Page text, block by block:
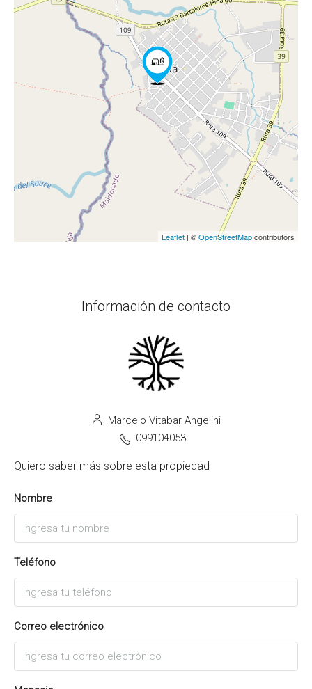
Leaflet | ©OpenStreetMapcontributors
Información de contacto
Marcelo Vitabar Angelini
099104053
Quiero saber más sobre esta propiedad
Nombre
Teléfono
Correo electrónico